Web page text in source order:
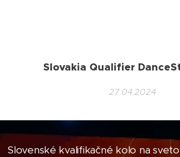
Slovakia Qualifier
27.04.2024
Slovenské kvalifikačné kolo na